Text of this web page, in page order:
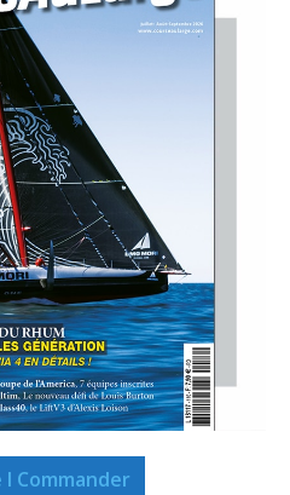
I Commander